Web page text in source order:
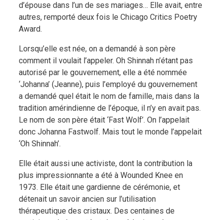
d’épouse dans l’un de ses mariages… Elle avait, entre
autres, remporté deux fois le Chicago Critics Poetry
Award.
Lorsqu’elle est née, on a demandé à son père
comment il voulait l’appeler. Oh Shinnah n’étant pas
autorisé par le gouvernement, elle a été nommée
‘Johanna’ (Jeanne), puis l’employé du gouvernement
a demandé quel était le nom de famille, mais dans la
tradition amérindienne de l’époque, il n’y en avait pas.
Le nom de son père était ‘Fast Wolf’. On l’appelait
donc Johanna Fastwolf. Mais tout le monde l’appelait
‘Oh Shinnah’.
Elle était aussi une activiste, dont la contribution la
plus impressionnante a été à Wounded Knee en
1973. Elle était une gardienne de cérémonie, et
détenait un savoir ancien sur l’utilisation
thérapeutique des cristaux. Des centaines de